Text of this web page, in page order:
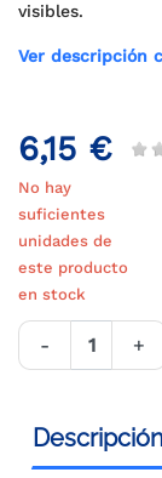
visibles.
Ver descripción
6,15 €
No hay
suficientes
unidades de
este producto
en stock
- +
Descripción